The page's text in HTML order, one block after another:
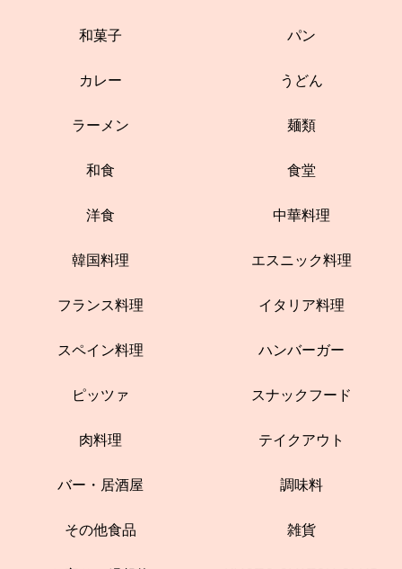
和菓子 パン
カレー うどん
ラーメン 麺類
和食 食堂
洋食 中華料理
韓国料理 エスニック料理
フランス料理 イタリア料理
スペイン料理 ハンバーガー
ピッツァ スナックフード
肉料理 テイクアウト
バー・居酒屋 調味料
その他食品 雑貨